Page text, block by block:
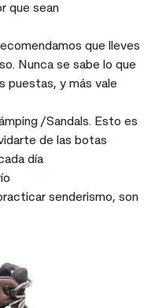
que sean
que lleves
Nunca se sabe lo que
puestas, y más vale
/Sandals. Esto es
de las botas
día
senderismo, son